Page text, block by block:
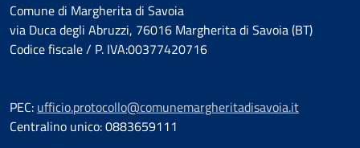
Comune di Margherita di Savoia
via Duca degli Abruzzi, 76016 Margherita di Savoia (BT)
Codice fiscale / P. IVA:00377420716
PEC: ufficio.protocollo@comunemargheritadisavoia.it
Centralino unico: 0883659111